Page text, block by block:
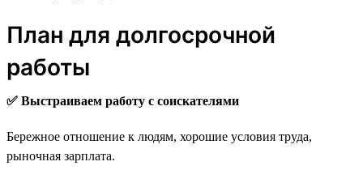
План для долгосрочной
работы
✅ Выстраиваем работу с соискателями
Бережное отношение к людям, хорошие условия труда,
рыночная зарплата.